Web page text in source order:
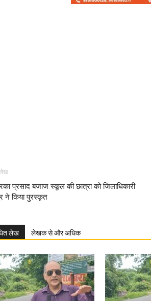
लेख
प्रसाद बजाज स्कूल की छात्रा को जिलाधिकारी
ने किया पुरस्कृत
लेख लेखक से और अधिक